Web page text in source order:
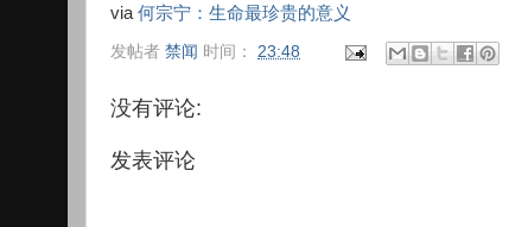
via 何宗宁：生命最珍贵的意义
发帖者 禁闻 时间： 23:48
没有评论:
发表评论